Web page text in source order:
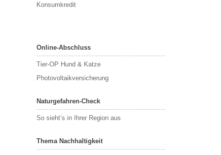
Konsumkredit
Online-Abschluss
Tier-OP Hund & Katze
Photovoltaikversicherung
Naturgefahren-Check
So sieht’s in Ihrer Region aus
Thema Nachhaltigkeit